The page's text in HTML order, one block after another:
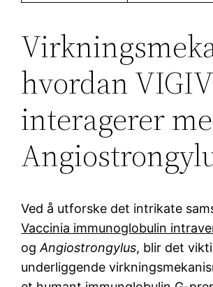
hvordan VIGIV
interagerer
Ved å utforske det intrikate
Vaccinia immunoglobulin
ogAngiostrongylus, blir det
underliggende